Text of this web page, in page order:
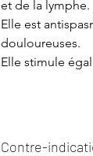
et de la lymphe.
Elle est
douloureuses.
Elle stimule
Contre-